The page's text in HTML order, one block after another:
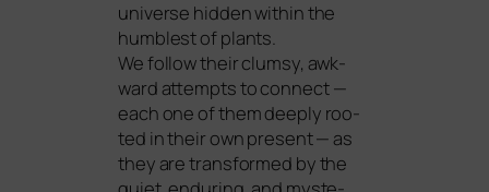
uni­ver­se hid­den within the
hum­blest of plants.
We fol­low their clum­sy, awk­
ward attempts to con­nect —
each one of them deep­ly roo­
ted in their own pre­sent — as
they are trans­for­med by the